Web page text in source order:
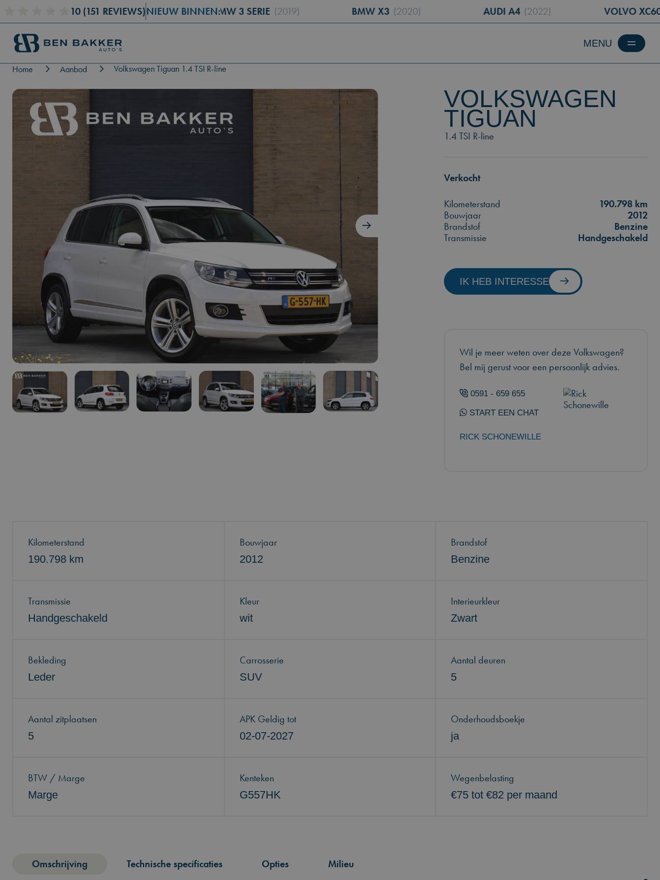
10 (151 REVIEWS)NIEUW BINNEN:
RENAULT CLIO (2019) BMW 3 SERIE (2019) BMW X3 (2020) AUDI A4 (2022) VOLVO XC60 (2019)
Home Aanbod Volkswagen Tiguan 1.4 TSI R-line
VOLKSWAGEN
TIGUAN
1.4 TSI R-line
Verkocht
Kilometerstand
190.798 km
Bouwjaar
2012
Brandstof
Benzine
Transmissie
Handgeschakeld
IK HEB INTERESSE
Wil je meer weten over deze Volkswagen?
Bel mij gerust voor een persoonlijk advies.
0591 - 659 655
START EEN CHAT
RICK SCHONEWILLE
Kilometerstand
190.798 km
Bouwjaar
2012
Brandstof
Benzine
Transmissie
Handgeschakeld
Kleur
wit
Interieurkleur
Zwart
Bekleding
Leder
Carrosserie
SUV
Aantal deuren
5
Aantal zitplaatsen
5
APK Geldig tot
02-07-2027
Onderhoudsboekje
ja
BTW / Marge
Marge
Kenteken
G557HK
Wegenbelasting
€75 tot €82 per maand
Omschrijving Technische specificaties Opties Milieu